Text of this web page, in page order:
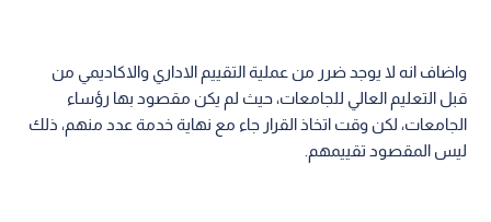
واضاف انه لا يوجد ضرر من عملية التقييم الاداري والاكاديمي من
قبل التعليم العالي للجامعات، حيث لم يكن مقصود بها رؤساء
الجامعات، لكن وقت اتخاذ القرار جاء مع نهاية خدمة عدد منهم، ذلك
ليس المقصود تقييمهم.